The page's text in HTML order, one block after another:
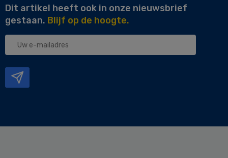
Dit artikel heeft ook in onze nieuwsbrief
gestaan. Blijf op de hoogte.
Uw